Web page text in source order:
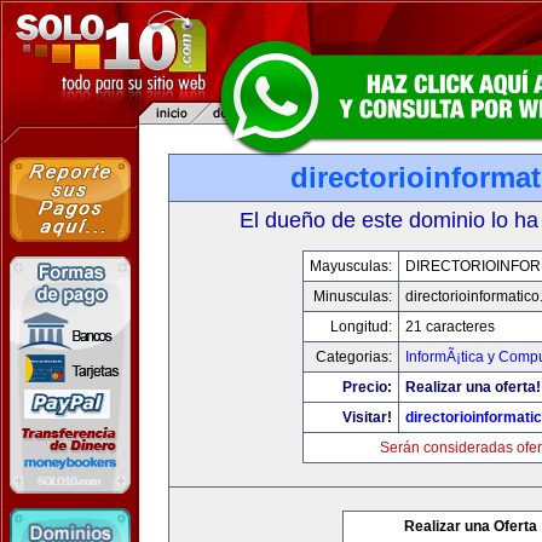
El dueño de este dominio lo
Mayusculas:
Minusculas:
Longitud:
21 caracteres
Categorias:
InformÃ¡tica y
Precio:
Realizar una oferta!
Visitar!
Serán consideradas
Realizar una Oferta